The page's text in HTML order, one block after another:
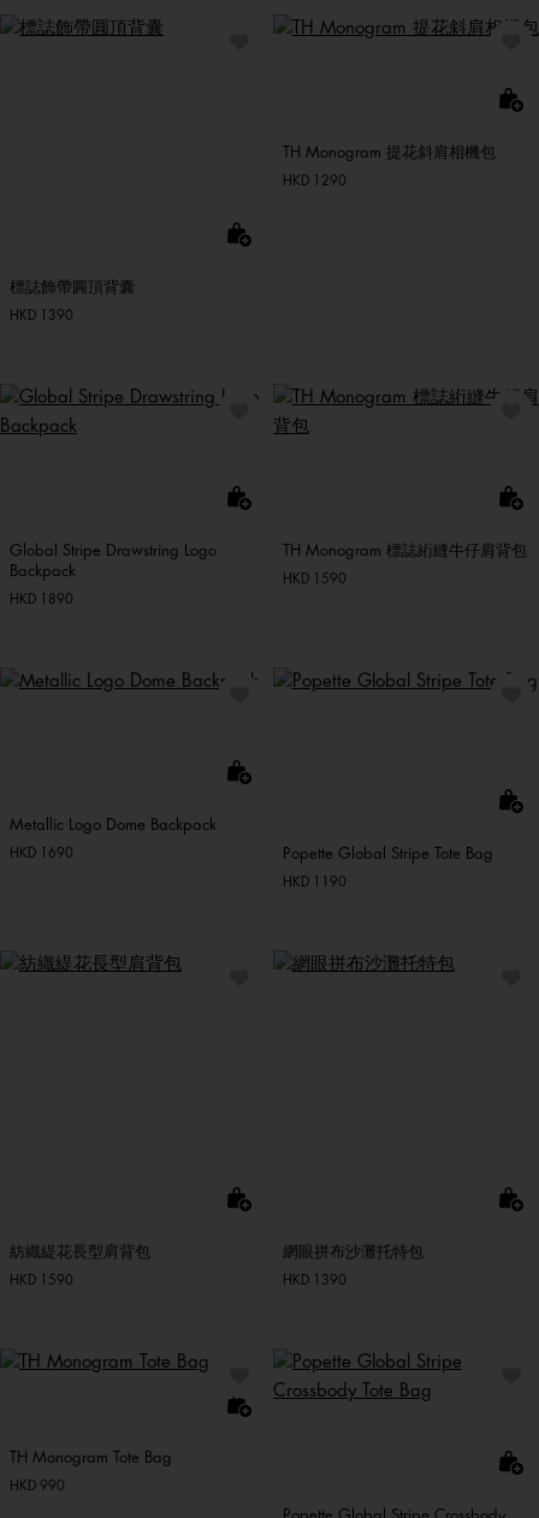
標誌飾帶圓頂背囊
HKD 1390
TH Monogram 提花斜肩相機包
HKD 1290
Global Stripe Drawstring Logo
Backpack
HKD 1890
TH Monogram 標誌絎縫牛仔肩背包
HKD 1590
Metallic Logo Dome Backpack
HKD 1690 Popette Global Stripe Tote Bag
HKD 1190
紡織緹花長型肩背包
HKD 1590
網眼拼布沙灘托特包
HKD 1390
TH Monogram Tote Bag
HKD 990
Popette Global Stripe Crossbody